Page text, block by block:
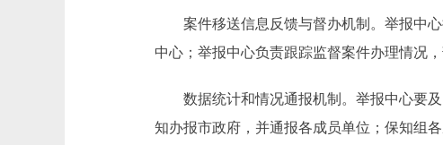
案件移送信息反馈与督办机制。举报中心
中心；举报中心负责跟踪监督案件办理情况
数据统计和情况通报机制。举报中心要及
知办报市政府，并通报各成员单位；保知组